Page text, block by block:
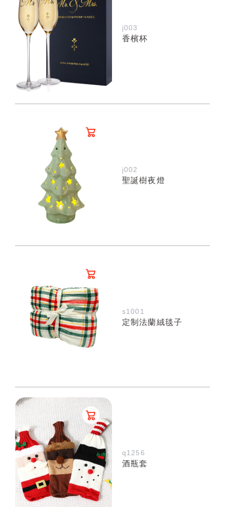
j003
香檳杯
j002
聖誕樹夜燈
s1001
定制法蘭絨毯子
q1256
酒瓶套